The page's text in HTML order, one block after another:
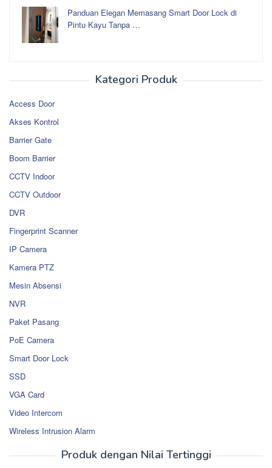
Panduan Elegan Memasang Smart Door Lock di
Pintu Kayu Tanpa …
Kategori Produk
Access Door
Akses Kontrol
Barrier Gate
Boom Barrier
CCTV Indoor
CCTV Outdoor
DVR
Fingerprint Scanner
IP Camera
Kamera PTZ
Mesin Absensi
NVR
Paket Pasang
PoE Camera
Smart Door Lock
SSD
VGA Card
Video Intercom
Wireless Intrusion Alarm
Produk dengan Nilai Tertinggi